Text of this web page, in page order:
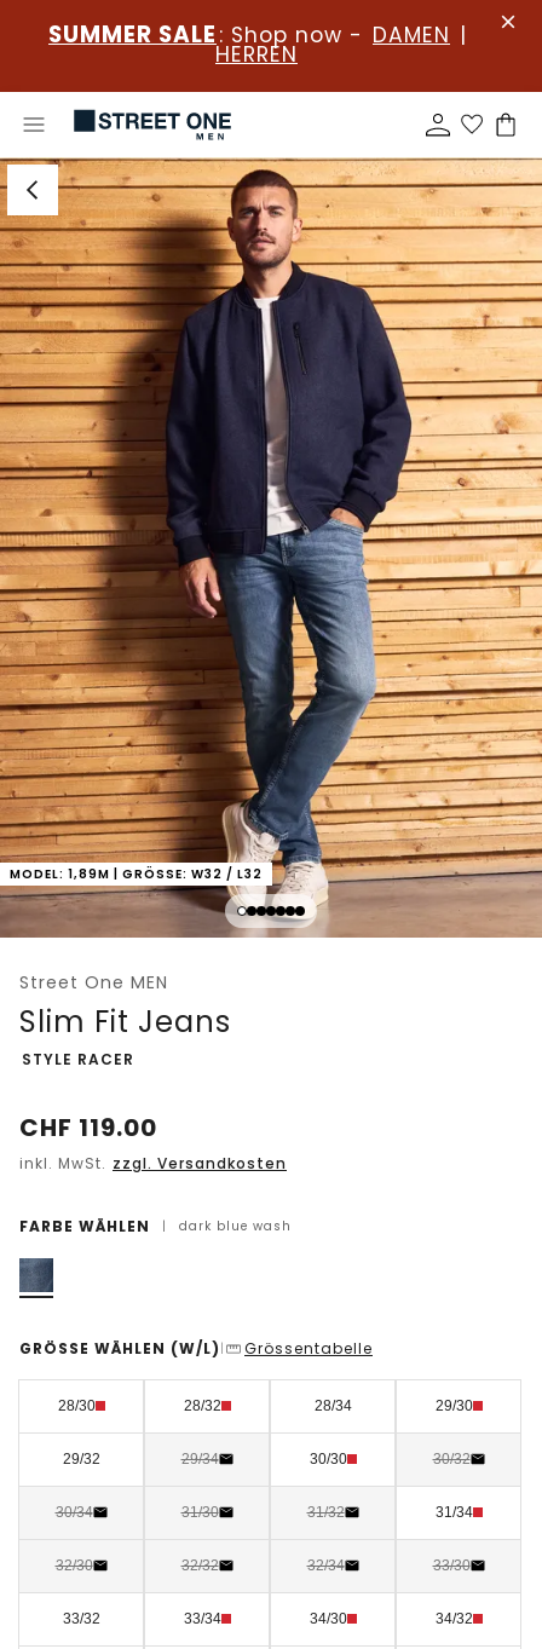
SUMMER SALE : Shop now - DAMEN |
HERREN
MODEL: 1,89M | GRÖSSE: W32 / L32
Street One MEN
Slim Fit Jeans
-
STYLE RACER
CHF 119.00
inkl. MwSt. zzgl. Versandkosten
FARBE WÄHLEN | dark blue wash
GRÖSSE WÄHLEN (W/L) | Grössentabelle
28/30 28/32 28/34 29/30
29/32 29/34 30/30 30/32
30/34 31/30 31/32 31/34
32/30 32/32 32/34 33/30
33/32 33/34 34/30 34/32